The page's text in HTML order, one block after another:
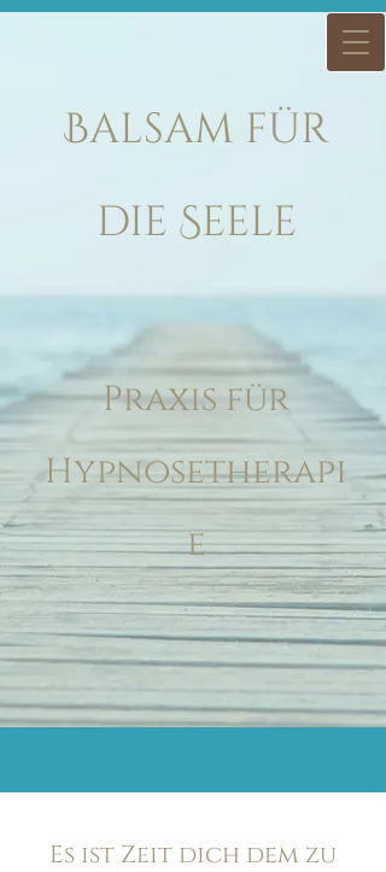
Balsam für
die Seele
Praxis für
Hypnosetherapi
e
Es ist Zeit dich dem zu